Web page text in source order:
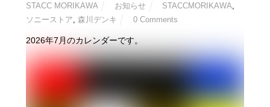
STACC MORIKAWA お知らせ STACCMORIKAWA
ソニーストア 森川デンキ 0 Comments
2026年7月のカレンダーです。